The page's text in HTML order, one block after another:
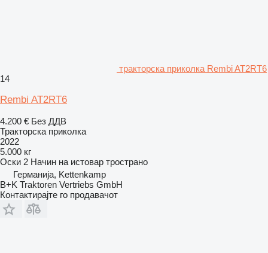
тракторска приколка Rembi AT2RT6
14
Rembi AT2RT6
4.200 € Без ДДВ
Тракторска приколка
2022
5.000 кг
Оски 2 Начин на истовар тространо
Германија, Kettenkamp
B+K Traktoren Vertriebs GmbH
Контактирајте го продавачот